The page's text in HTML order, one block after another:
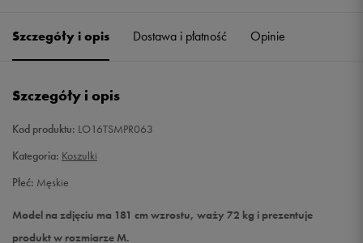
M Powiadom o dostępności
XXL Powiadom o dostępności
Szczegóły i opis Dostawa i płatność Opinie
Szczegóły i opis
Kod produktu: LO16TSMPR063
Kategoria: Koszulki
Płeć: Męskie
Model na zdjęciu ma 181 cm wzrostu, waży 72 kg i prezentuje
produkt w rozmiarze M.